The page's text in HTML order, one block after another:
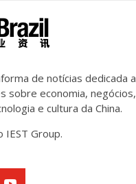
de notícias dedicada a
sobre economia, negócios,
e cultura da China.
IEST Group.